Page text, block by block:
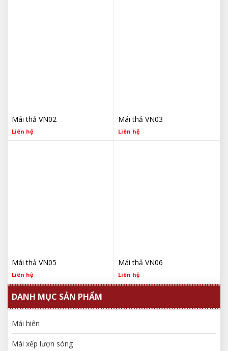
Mái thả VN02
Liên hệ
Mái thả VN03
Liên hệ
Mái thả VN05
Liên hệ
Mái thả VN06
Liên hệ
DANH MỤC SẢN PHẨM
Mái hiên
Mái xếp lượn sóng